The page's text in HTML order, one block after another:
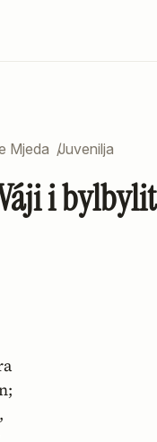
Mjeda /Juvenilja
i bylbylit